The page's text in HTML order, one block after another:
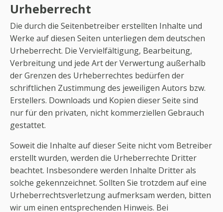
Urheberrecht
Die durch die Seitenbetreiber erstellten Inhalte und
Werke auf diesen Seiten unterliegen dem deutschen
Urheberrecht. Die Vervielfältigung, Bearbeitung,
Verbreitung und jede Art der Verwertung außerhalb
der Grenzen des Urheberrechtes bedürfen der
schriftlichen Zustimmung des jeweiligen Autors bzw.
Erstellers. Downloads und Kopien dieser Seite sind
nur für den privaten, nicht kommerziellen Gebrauch
gestattet.
Soweit die Inhalte auf dieser Seite nicht vom Betreiber
erstellt wurden, werden die Urheberrechte Dritter
beachtet. Insbesondere werden Inhalte Dritter als
solche gekennzeichnet. Sollten Sie trotzdem auf eine
Urheberrechtsverletzung aufmerksam werden, bitten
wir um einen entsprechenden Hinweis. Bei